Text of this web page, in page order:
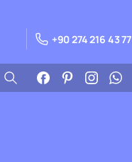
+90 274 216 43 77